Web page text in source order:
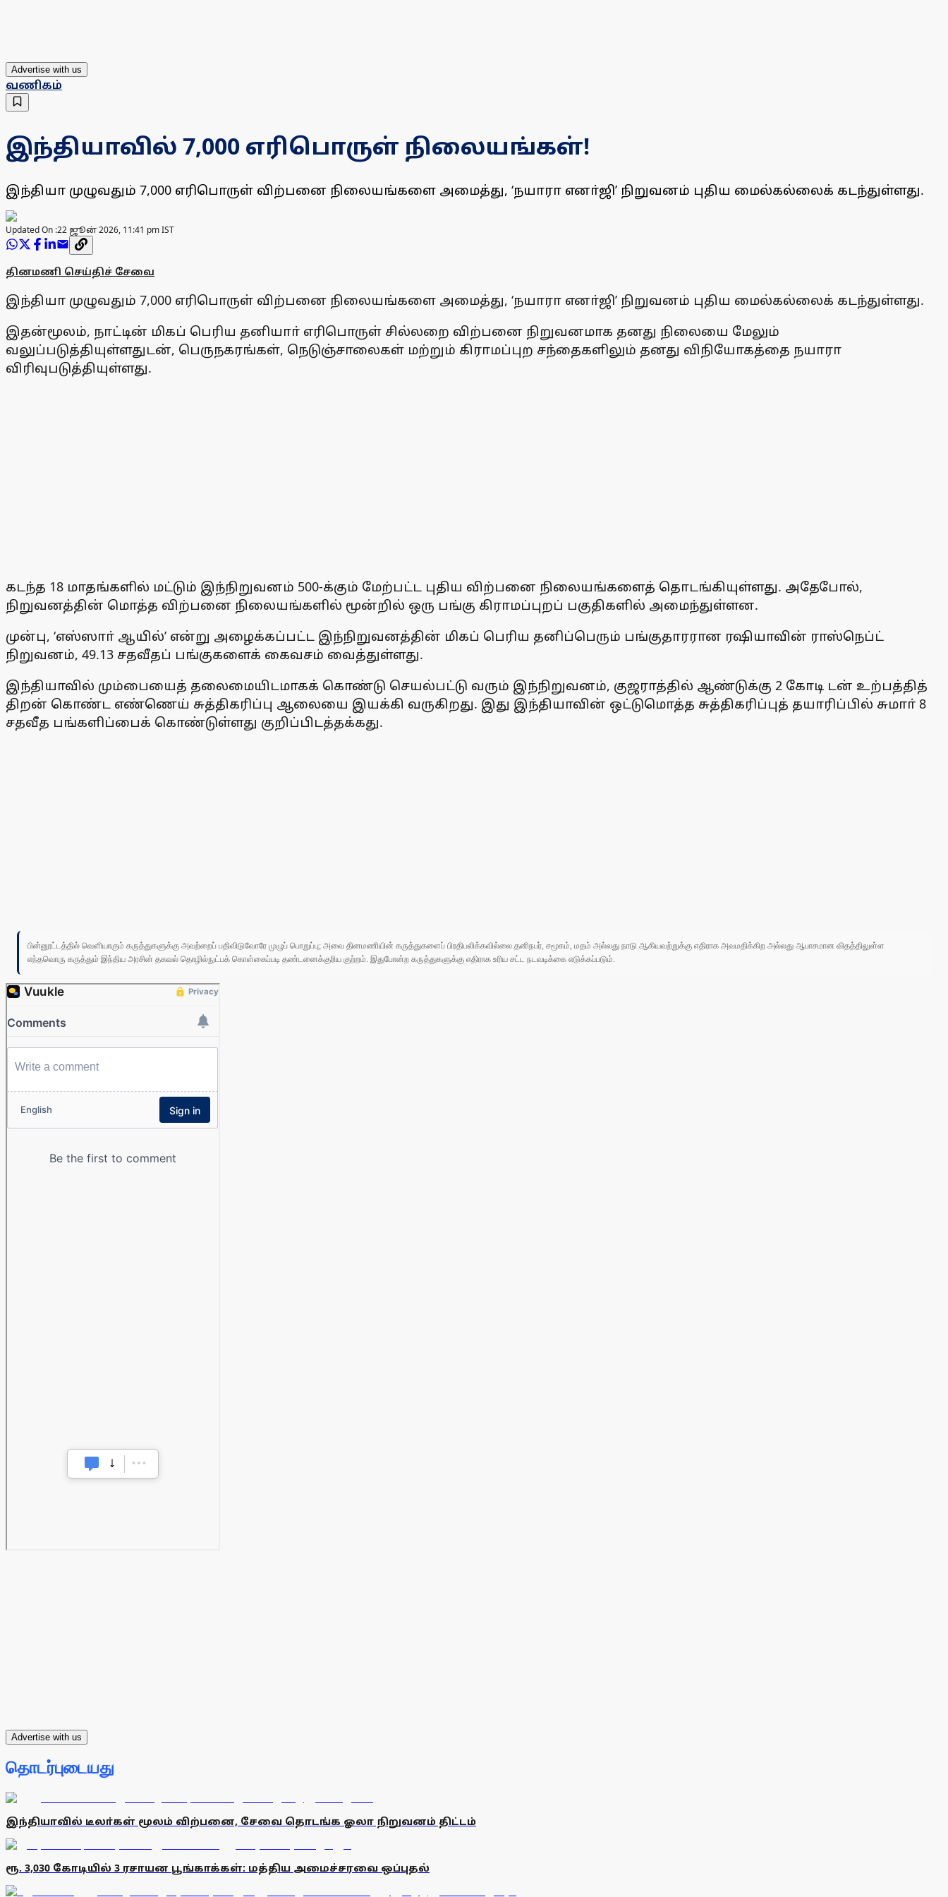
Advertise with us
வணிகம்
இந்தியாவில் 7,000 எரிபொருள் நிலையங்கள்!
இந்தியா முழுவதும் 7,000 எரிபொருள் விற்பனை நிலையங்களை அமைத்து, ‘நயாரா எனா்ஜி’ நிறுவனம் புதிய மைல்கல்லைக் கடந்துள்ளது.
Updated On :22 ஜூன் 2026, 11:41 pm IST
தினமணி செய்திச் சேவை
இந்தியா முழுவதும் 7,000 எரிபொருள் விற்பனை நிலையங்களை அமைத்து, ‘நயாரா எனா்ஜி’ நிறுவனம் புதிய மைல்கல்லைக் கடந்துள்ளது.
இதன்மூலம், நாட்டின் மிகப் பெரிய தனியாா் எரிபொருள் சில்லறை விற்பனை நிறுவனமாக தனது நிலையை மேலும்
வலுப்படுத்தியுள்ளதுடன், பெருநகரங்கள், நெடுஞ்சாலைகள் மற்றும் கிராமப்புற சந்தைகளிலும் தனது விநியோகத்தை நயாரா
விரிவுபடுத்தியுள்ளது.
கடந்த 18 மாதங்களில் மட்டும் இந்நிறுவனம் 500-க்கும் மேற்பட்ட புதிய விற்பனை நிலையங்களைத் தொடங்கியுள்ளது. அதேபோல்,
நிறுவனத்தின் மொத்த விற்பனை நிலையங்களில் மூன்றில் ஒரு பங்கு கிராமப்புறப் பகுதிகளில் அமைந்துள்ளன.
முன்பு, ‘எஸ்ஸாா் ஆயில்’ என்று அழைக்கப்பட்ட இந்நிறுவனத்தின் மிகப் பெரிய தனிப்பெரும் பங்குதாரரான ரஷியாவின் ராஸ்நெப்ட்
நிறுவனம், 49.13 சதவீதப் பங்குகளைக் கைவசம் வைத்துள்ளது.
இந்தியாவில் மும்பையைத் தலைமையிடமாகக் கொண்டு செயல்பட்டு வரும் இந்நிறுவனம், குஜராத்தில் ஆண்டுக்கு 2 கோடி டன் உற்பத்தித்
திறன் கொண்ட எண்ணெய் சுத்திகரிப்பு ஆலையை இயக்கி வருகிறது. இது இந்தியாவின் ஒட்டுமொத்த சுத்திகரிப்புத் தயாரிப்பில் சுமாா் 8
சதவீத பங்களிப்பைக் கொண்டுள்ளது குறிப்பிடத்தக்கது.
பின்னூட்டத்தில் வெளியாகும் கருத்துகளுக்கு அவற்றைப் பதிவிடுவோரே முழுப் பொறுப்பு; அவை தினமணியின் கருத்துகளைப் பிரதிபலிக்கவில்லை.தனிநபர், சமூகம், மதம் அல்லது நாடு ஆகியவற்றுக்கு எதிராக அவமதிக்கிற அல்லது ஆபாசமான விதத்திலுள்ள
எந்தவொரு கருத்தும் இந்திய அரசின் தகவல் தொழில்நுட்பக் கொள்கைப்படி தண்டனைக்குரிய குற்றம். இதுபோன்ற கருத்துகளுக்கு எதிராக உரிய சட்ட நடவடிக்கை எடுக்கப்படும்.
Advertise with us
தொடர்புடையது
இந்தியாவில் டீலா்கள் மூலம் விற்பனை, சேவை தொடங்க ஓலா நிறுவனம் திட்டம்
ரூ. 3,030 கோடியில் 3 ரசாயன பூங்காக்கள்: மத்திய அமைச்சரவை ஒப்புதல்